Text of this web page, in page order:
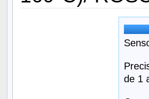
de 1